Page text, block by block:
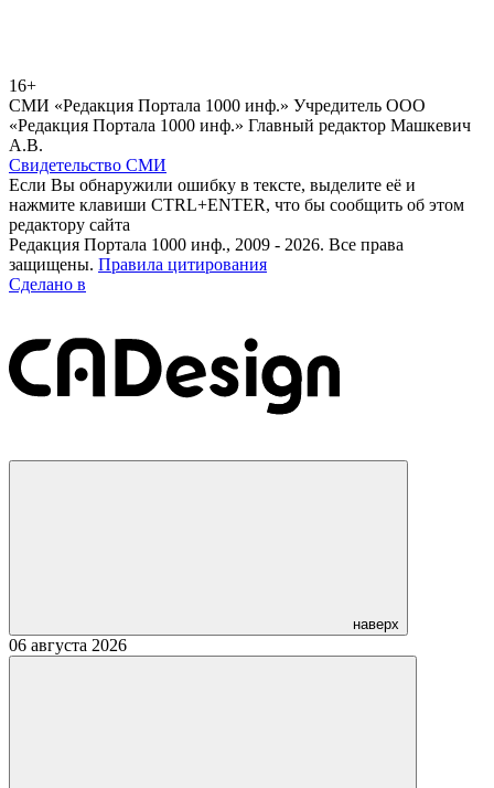
16+
СМИ «Редакция Портала 1000 инф.» Учредитель ООО
«Редакция Портала 1000 инф.» Главный редактор Машкевич
А.В.
Свидетельство СМИ
Если Вы обнаружили ошибку в тексте, выделите её и
нажмите клавиши CTRL+ENTER, что бы сообщить об этом
редактору сайта
Редакция Портала 1000 инф., 2009 - 2026. Все права
защищены. Правила цитирования
Сделано в
наверх
06 августа 2026